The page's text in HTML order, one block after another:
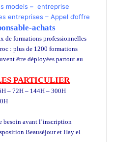
models – entreprise
entreprises – Appel d’offre
achats
de formations professionnelles
: plus de 1200 formations
être déployées partout au
PARTICULIER
– 72H – 144H – 300H
besoin avant l’inscription
Beauséjour et Hay el